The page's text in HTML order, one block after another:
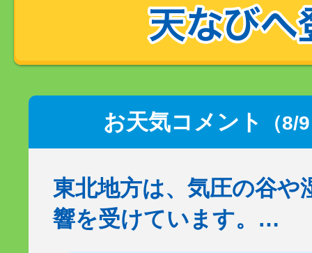
お天気コメント （8/
東北地方は、気圧の谷や
響を受けています。…